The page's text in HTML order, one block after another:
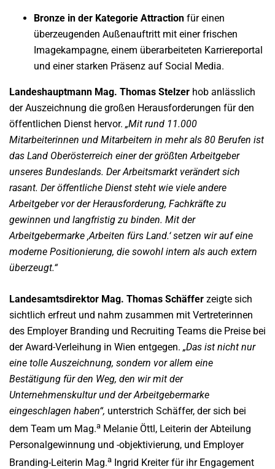
Bronze in der Kategorie Attraction für einen
überzeugenden Außenauftritt mit einer frischen
Imagekampagne, einem überarbeiteten Karriereportal
und einer starken Präsenz auf Social Media.
Landeshauptmann Mag. Thomas Stelzer hob anlässlich
der Auszeichnung die großen Herausforderungen für den
öffentlichen Dienst hervor. „Mit rund 11.000
Mitarbeiterinnen und Mitarbeitern in mehr als 80 Berufen ist
das Land Oberösterreich einer der größten Arbeitgeber
unseres Bundeslands. Der Arbeitsmarkt verändert sich
rasant. Der öffentliche Dienst steht wie viele andere
Arbeitgeber vor der Herausforderung, Fachkräfte zu
gewinnen und langfristig zu binden. Mit der
Arbeitgebermarke ‚Arbeiten fürs Land.‘ setzen wir auf eine
moderne Positionierung, die sowohl intern als auch extern
überzeugt.“
Landesamtsdirektor Mag. Thomas Schäffer zeigte sich
sichtlich erfreut und nahm zusammen mit Vertreterinnen
des Employer Branding und Recruiting Teams die Preise bei
der Award-Verleihung in Wien entgegen. „Das ist nicht nur
eine tolle Auszeichnung, sondern vor allem eine
Bestätigung für den Weg, den wir mit der
Unternehmenskultur und der Arbeitgebermarke
eingeschlagen haben“, unterstrich Schäffer, der sich bei
dem Team um Mag.a Melanie Öttl, Leiterin der Abteilung
Personalgewinnung und -objektivierung, und Employer
Branding-Leiterin Mag.a Ingrid Kreiter für ihr Engagement